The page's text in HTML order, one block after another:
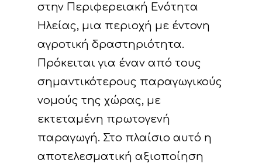
στην Περιφερειακή Ενότητα
Ηλείας, μια περιοχή με έντονη
αγροτική δραστηριότητα.
Πρόκειται για έναν από τους
σημαντικότερους παραγωγικούς
νομούς της χώρας, με
εκτεταμένη πρωτογενή
παραγωγή. Στο πλαίσιο αυτό η
αποτελεσματική αξιοποίηση